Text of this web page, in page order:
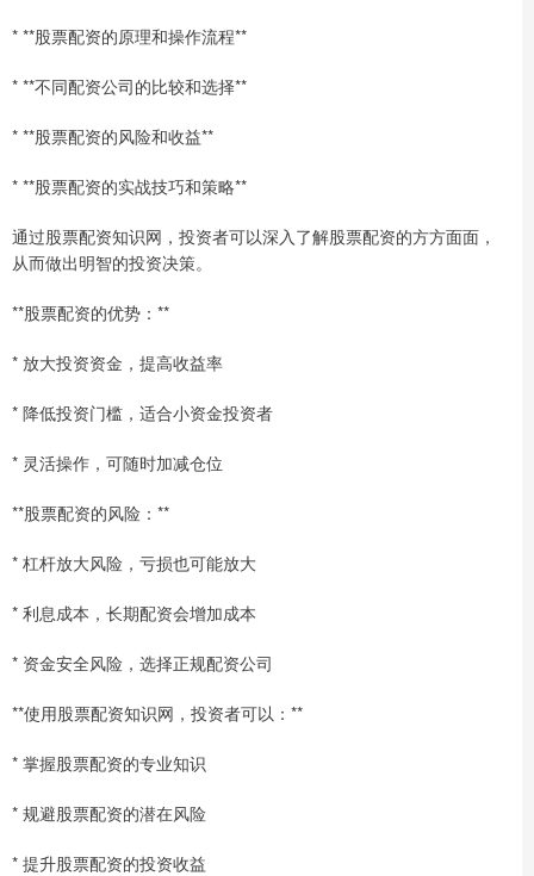
* **股票配资的原理和操作流程**
* **不同配资公司的比较和选择**
* **股票配资的风险和收益**
* **股票配资的实战技巧和策略**
通过股票配资知识网，投资者可以深入了解股票配资的方方面面，
从而做出明智的投资决策。
**股票配资的优势：**
* 放大投资资金，提高收益率
* 降低投资门槛，适合小资金投资者
* 灵活操作，可随时加减仓位
**股票配资的风险：**
* 杠杆放大风险，亏损也可能放大
* 利息成本，长期配资会增加成本
* 资金安全风险，选择正规配资公司
**使用股票配资知识网，投资者可以：**
* 掌握股票配资的专业知识
* 规避股票配资的潜在风险
* 提升股票配资的投资收益